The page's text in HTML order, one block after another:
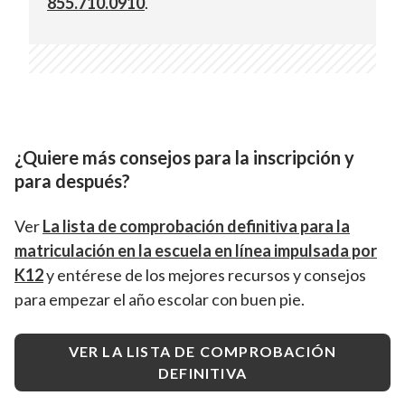
plataforma Online School.
¿Quiere más consejos para la inscripción y
para después?
VerLa lista de comprobación definitiva para la
matriculación en la escuela en línea impulsada por
K12y entérese de los mejores recursos y consejos
para empezar el año escolar con buen pie.
VER LA LISTA DE COMPROBACIÓN
DEFINITIVA